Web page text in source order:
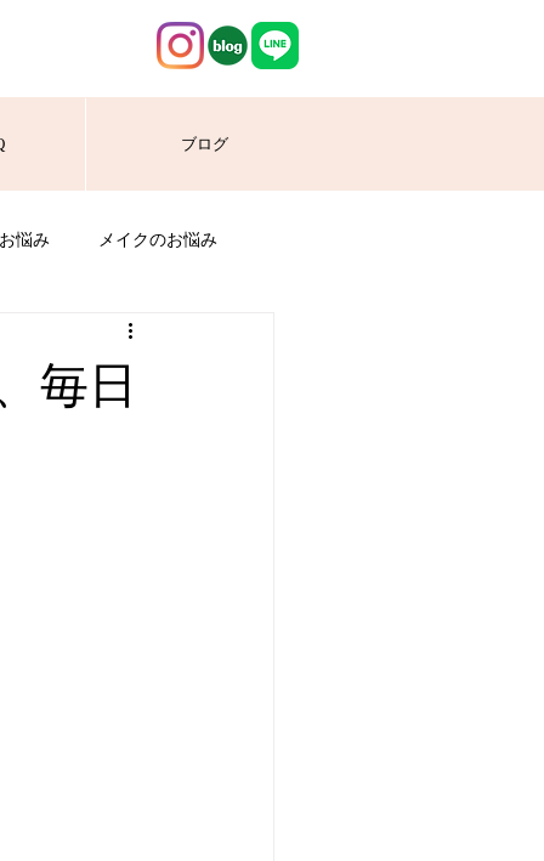
ブログ
悩み メイクのお悩み
毎日